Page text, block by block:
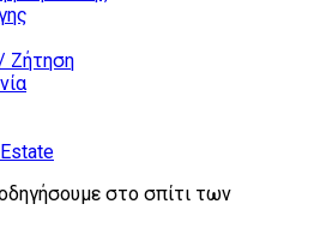
Ζήτηση
στο σπίτι των